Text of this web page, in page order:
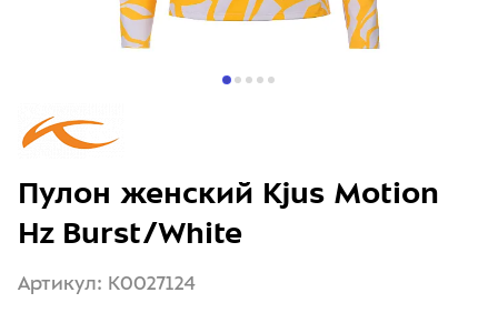
Пулон женский Kjus Motion
Hz Burst/White
Артикул: K0027124